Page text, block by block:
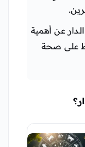
عن أهمية
على صحة